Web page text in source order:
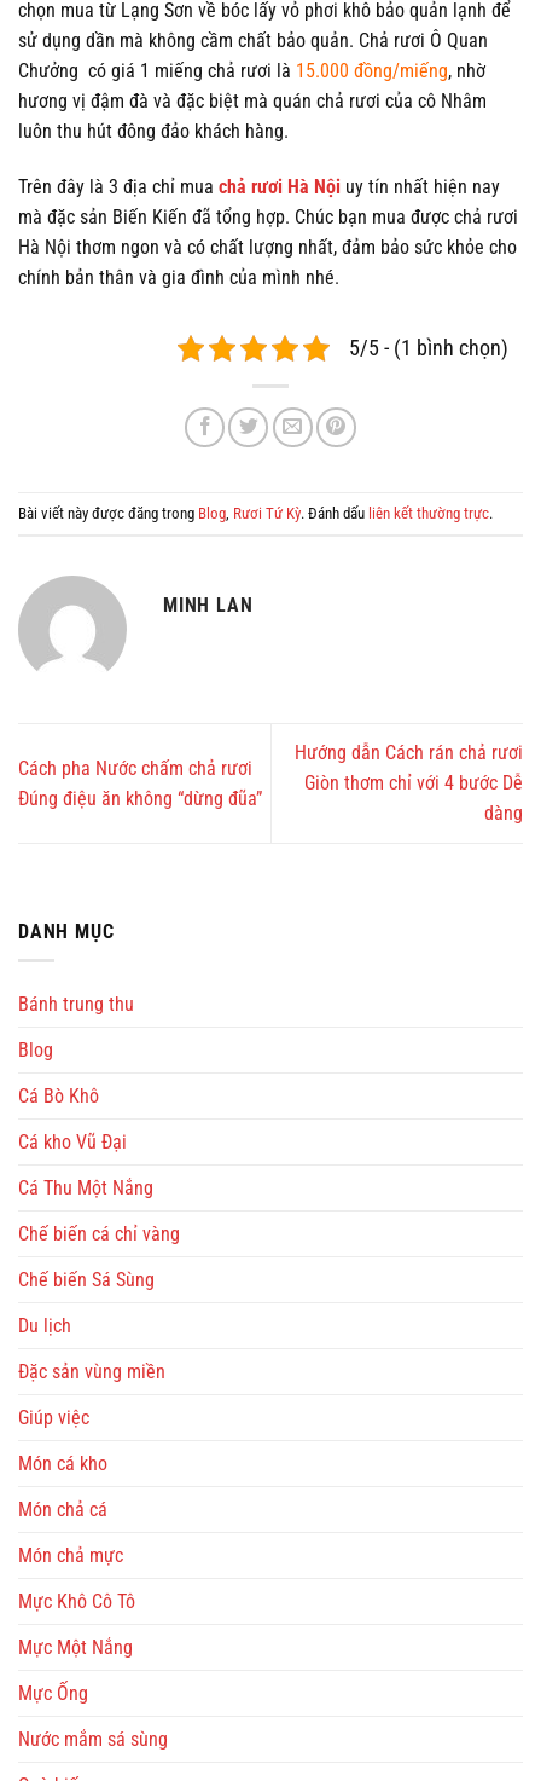
chọn mua từ Lạng Sơn về bóc lấy vỏ phơi khô bảo quản lạnh để
sử dụng dần mà không cầm chất bảo quản. Chả rươi Ô Quan
Chưởng có giá 1 miếng chả rươi là 15.000 đồng/miếng, nhờ
hương vị đậm đà và đặc biệt mà quán chả rươi của cô Nhâm
luôn thu hút đông đảo khách hàng.
Trên đây là 3 địa chỉ mua chả rươi Hà Nội uy tín nhất hiện nay
mà đặc sản Biến Kiến đã tổng hợp. Chúc bạn mua được chả rươi
Hà Nội thơm ngon và có chất lượng nhất, đảm bảo sức khỏe cho
chính bản thân và gia đình của mình nhé.
5/5 - (1 bình chọn)
Bài viết này được đăng trong Blog Rươi Tứ Kỳ. Đánh dấu liên kết thường trực.
MINH LAN
Cách pha Nước chấm chả rươi
Đúng điệu ăn không “dừng đũa”
Hướng dẫn Cách rán chả rươi
Giòn thơm chỉ với 4 bước Dễ
dàng
DANH MỤC
Bánh trung thu
Blog
Cá Bò Khô
Cá kho Vũ Đại
Cá Thu Một Nắng
Chế biến cá chỉ vàng
Chế biến Sá Sùng
Du lịch
Đặc sản vùng miền
Giúp việc
Món cá kho
Món chả cá
Món chả mực
Mực Khô Cô Tô
Mực Một Nắng
Mực Ống
Nước mắm sá sùng